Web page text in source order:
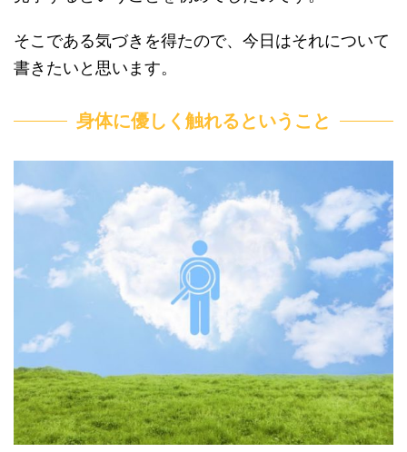
そこである気づきを得たので、今日はそれについて
書きたいと思います。
身体に優しく触れるということ